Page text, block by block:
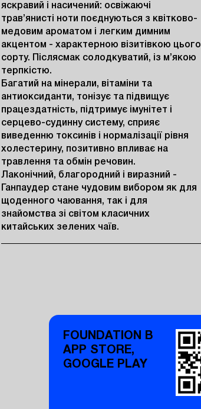
яскравий і насичений: освіжаючі
трав’янисті ноти поєднуються з квітково-
медовим ароматом і легким димним
акцентом - характерною візитівкою цього
сорту. Післясмак солодкуватий, із м’якою
терпкістю.
Багатий на мінерали, вітаміни та
антиоксиданти, тонізує та підвищує
працездатність, підтримує імунітет і
серцево-судинну систему, сприяє
виведенню токсинів і нормалізації рівня
холестерину, позитивно впливає на
травлення та обмін речовин.
Лаконічний, благородний і виразний -
Ганпаудер стане чудовим вибором як для
щоденного чаювання, так і для
знайомства зі світом класичних
китайських зелених чаїв.
FOUNDATION В
APP STORE,
GOOGLE PLAY